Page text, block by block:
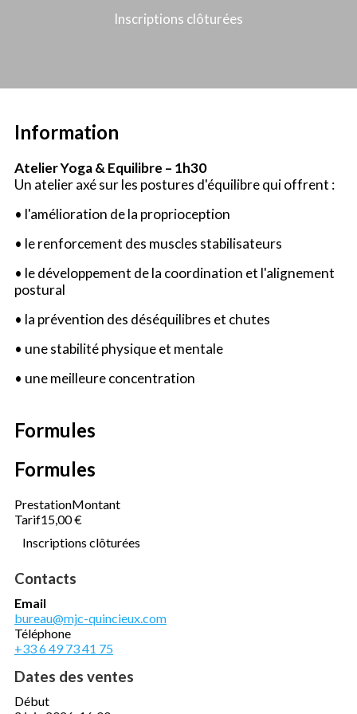
Inscriptions clôturées
Information
Atelier Yoga & Equilibre – 1h30
Un atelier axé sur les postures d'équilibre qui offrent :
• l'amélioration de la proprioception
• le renforcement des muscles stabilisateurs
• le développement de la coordination et l'alignement
postural
• la prévention des déséquilibres et chutes
• une stabilité physique et mentale
• une meilleure concentration
Formules
Formules
PrestationMontant
Tarif15,00 €
Inscriptions clôturées
Contacts
Email
bureau@mjc-quincieux.com
Téléphone
+33 6 49 73 41 75
Dates des ventes
Début